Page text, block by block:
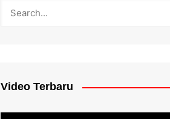
Video Terbaru